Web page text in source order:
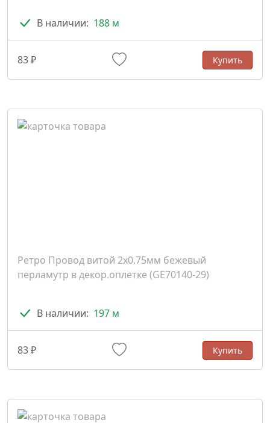
В наличии: 188 м
83 ₽ Купить
Ретро Провод витой 2х0.75мм бежевый
перламутр в декор.оплетке (GE70140-29)
В наличии: 197 м
83 ₽ Купить